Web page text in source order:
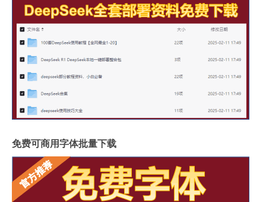
免费可商用字体批量下载